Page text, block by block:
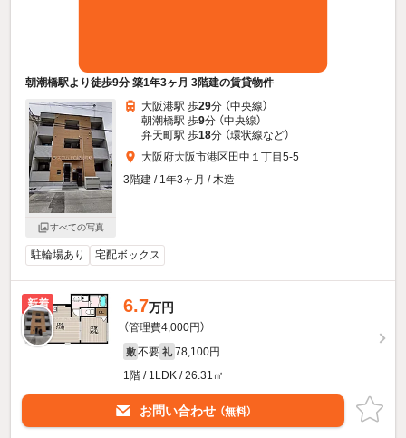
朝潮橋駅より徒歩9分 築1年3ヶ月 3階建の賃貸物件
すべての写真
大阪港駅 歩29分 （中央線）
朝潮橋駅 歩9分 （中央線）
弁天町駅 歩18分 （環状線など）
大阪府大阪市港区田中１丁目5-5
3階建 / 1年3ヶ月 / 木造
駐輪場あり 宅配ボックス
新着 6.7万円
（管理費4,000円）
敷 不要 礼 78,100円
1階 / 1LDK / 26.31㎡
お問い合わせ （無料）